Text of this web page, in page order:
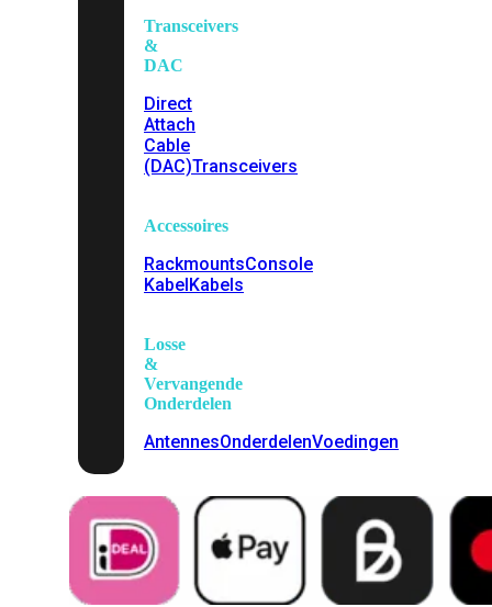
Transceivers
&
DAC
Direct
Attach
Cable
(DAC)Transceivers
Accessoires
RackmountsConsole
KabelKabels
Losse
&
Vervangende
Onderdelen
AntennesOnderdelenVoedingen